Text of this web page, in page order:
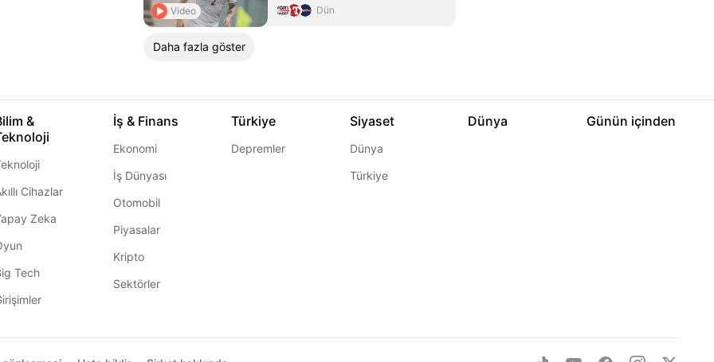
Video Dün
Daha fazla göster
&
Cihazlar
Zeka
Tech
İş & Finans
Ekonomi
İş Dünyası
Otomobil
Piyasalar
Kripto
Sektörler
Türkiye
Depremler
Siyaset
Dünya
Türkiye
Dünya Günün içinden